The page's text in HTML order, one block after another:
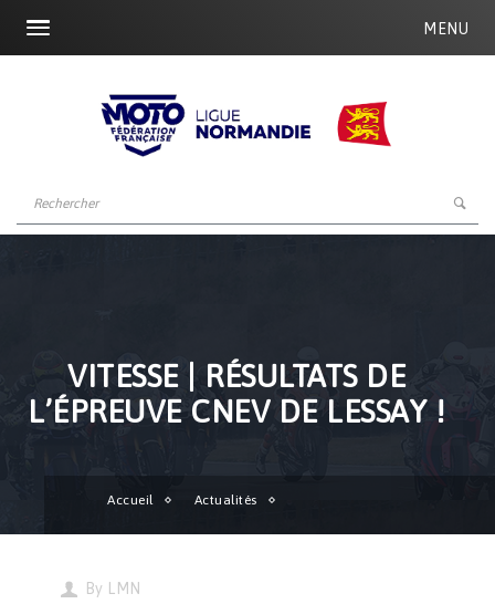
MENU
VITESSE | RÉSULTATS DE
L’ÉPREUVE CNEV DE LESSAY !
Accueil Actualités
By
LMN